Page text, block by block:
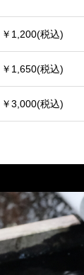
￥1,200(税込)
￥1,650(税込)
￥3,000(税込)